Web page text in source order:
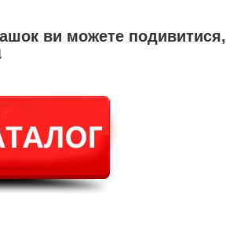
ви можете подивитися,